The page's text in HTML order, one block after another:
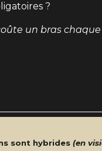
?
un bras chaque
sont hybrides (en